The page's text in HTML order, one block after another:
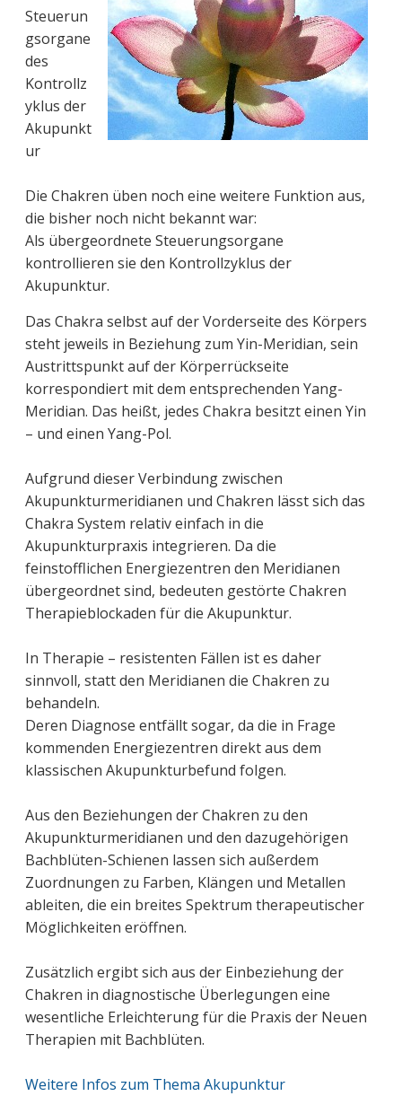
Steuerun
gsorgane
des
Kontrollz
yklus der
Akupunkt
ur
Die Chakren üben noch eine weitere Funktion aus,
die bisher noch nicht bekannt war:
Als übergeordnete Steuerungsorgane
kontrollieren sie den Kontrollzyklus der
Akupunktur.
Das Chakra selbst auf der Vorderseite des Körpers
steht jeweils in Beziehung zum Yin-Meridian, sein
Austrittspunkt auf der Körperrückseite
korrespondiert mit dem entsprechenden Yang-
Meridian. Das heißt, jedes Chakra besitzt einen Yin
– und einen Yang-Pol.
Aufgrund dieser Verbindung zwischen
Akupunkturmeridianen und Chakren lässt sich das
Chakra System relativ einfach in die
Akupunkturpraxis integrieren. Da die
feinstofflichen Energiezentren den Meridianen
übergeordnet sind, bedeuten gestörte Chakren
Therapieblockaden für die Akupunktur.
In Therapie – resistenten Fällen ist es daher
sinnvoll, statt den Meridianen die Chakren zu
behandeln.
Deren Diagnose entfällt sogar, da die in Frage
kommenden Energiezentren direkt aus dem
klassischen Akupunkturbefund folgen.
Aus den Beziehungen der Chakren zu den
Akupunkturmeridianen und den dazugehörigen
Bachblüten-Schienen lassen sich außerdem
Zuordnungen zu Farben, Klängen und Metallen
ableiten, die ein breites Spektrum therapeutischer
Möglichkeiten eröffnen.
Zusätzlich ergibt sich aus der Einbeziehung der
Chakren in diagnostische Überlegungen eine
wesentliche Erleichterung für die Praxis der Neuen
Therapien mit Bachblüten.
Weitere Infos zum Thema Akupunktur